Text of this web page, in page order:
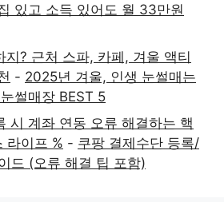
있고 소득 있어도 월 33만원
지? 근처 스파, 카페, 겨울 액티
- 2025년 겨울, 인생 눈썰매는
썰매장 BEST 5
시 계좌 연동 오류 해결하는 핵
라이프 % - 쿠팡 결제수단 등록/
드 (오류 해결 팁 포함)